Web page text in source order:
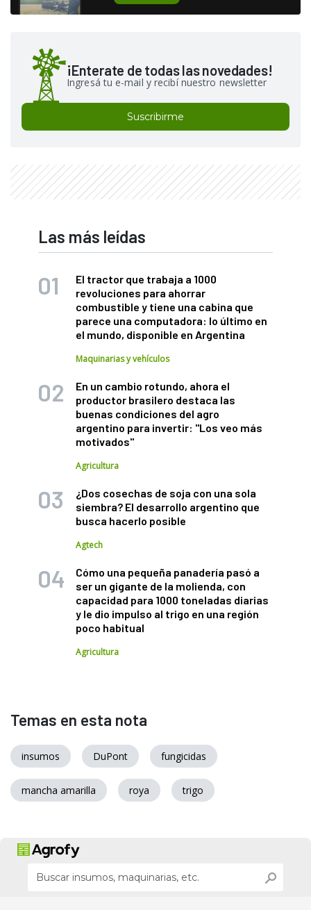
¡Enterate de todas las novedades!
Ingresá tu e-mail y recibí nuestro newsletter
Suscribirme
Las más leídas
El tractor que trabaja a 1000
revoluciones para ahorrar
combustible y tiene una cabina que
parece una computadora: lo último en
el mundo, disponible en Argentina
Maquinarias y vehículos
En un cambio rotundo, ahora el
productor brasilero destaca las
buenas condiciones del agro
argentino para invertir: "Los veo más
motivados"
Agricultura
¿Dos cosechas de soja con una sola
siembra? El desarrollo argentino que
busca hacerlo posible
Agtech
Cómo una pequeña panadería pasó a
ser un gigante de la molienda, con
capacidad para 1000 toneladas diarias
y le dio impulso al trigo en una región
poco habitual
Agricultura
Temas en esta nota
insumos DuPont fungicidas
mancha amarilla roya trigo